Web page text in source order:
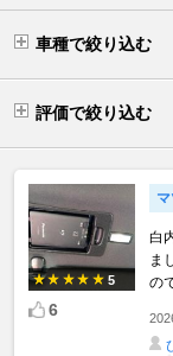
車種で絞り込む
評価で絞り込む
5
6
白
ま
の